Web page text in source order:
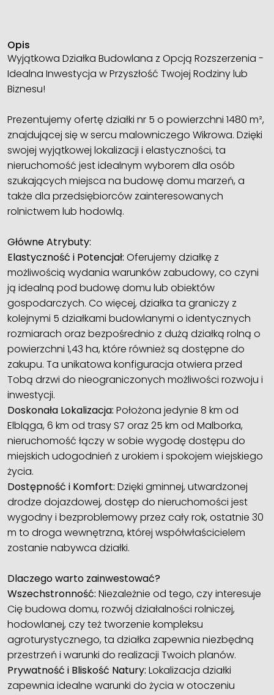
Opis
Wyjątkowa Działka Budowlana z Opcją Rozszerzenia -
Idealna Inwestycja w Przyszłość Twojej Rodziny lub
Biznesu!
Prezentujemy ofertę działki nr 5 o powierzchni 1480 m²,
znajdującej się w sercu malowniczego Wikrowa. Dzięki
swojej wyjątkowej lokalizacji i elastyczności, ta
nieruchomość jest idealnym wyborem dla osób
szukających miejsca na budowę domu marzeń, a
także dla przedsiębiorców zainteresowanych
rolnictwem lub hodowlą.
Główne Atrybuty:
Elastyczność i Potencjał: Oferujemy działkę z
możliwością wydania warunków zabudowy, co czyni
ją idealną pod budowę domu lub obiektów
gospodarczych. Co więcej, działka ta graniczy z
kolejnymi 5 działkami budowlanymi o identycznych
rozmiarach oraz bezpośrednio z dużą działką rolną o
powierzchni 1,43 ha, które również są dostępne do
zakupu. Ta unikatowa konfiguracja otwiera przed
Tobą drzwi do nieograniczonych możliwości rozwoju i
inwestycji.
Doskonała Lokalizacja: Położona jedynie 8 km od
Elbląga, 6 km od trasy S7 oraz 25 km od Malborka,
nieruchomość łączy w sobie wygodę dostępu do
miejskich udogodnień z urokiem i spokojem wiejskiego
życia.
Dostępność i Komfort: Dzięki gminnej, utwardzonej
drodze dojazdowej, dostęp do nieruchomości jest
wygodny i bezproblemowy przez cały rok, ostatnie 30
m to droga wewnętrzna, której współwłaścicielem
zostanie nabywca działki.
Dlaczego warto zainwestować?
Wszechstronność: Niezależnie od tego, czy interesuje
Cię budowa domu, rozwój działalności rolniczej,
hodowlanej, czy też tworzenie kompleksu
agroturystycznego, ta działka zapewnia niezbędną
przestrzeń i warunki do realizacji Twoich planów.
Prywatność i Bliskość Natury: Lokalizacja działki
zapewnia idealne warunki do życia w otoczeniu